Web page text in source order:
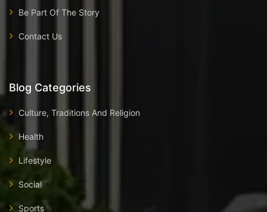
Be Part Of The Story
Contact Us
Blog Categories
Culture, Traditions And Religion
Health
Lifestyle
Social
Sports